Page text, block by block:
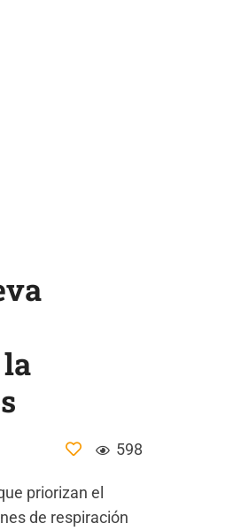
598
priorizan el
de respiración